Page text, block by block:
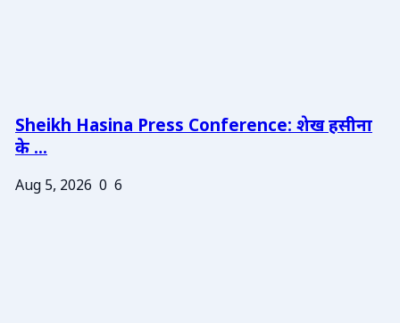
Sheikh Hasina Press Conference: शेख हसीना
के ...
Aug 5, 2026 0 6